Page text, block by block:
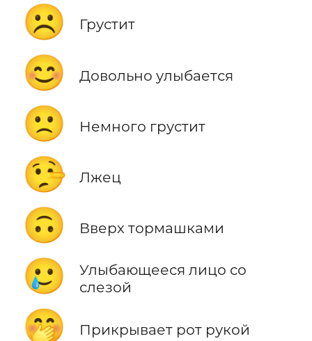
☹️ Грустит
😊 Довольно улыбается
🙁 Немного грустит
🤥 Лжец
🙃 Вверх тормашками
🥲
Улыбающееся лицо со
слезой
🤭 Прикрывает рот рукой